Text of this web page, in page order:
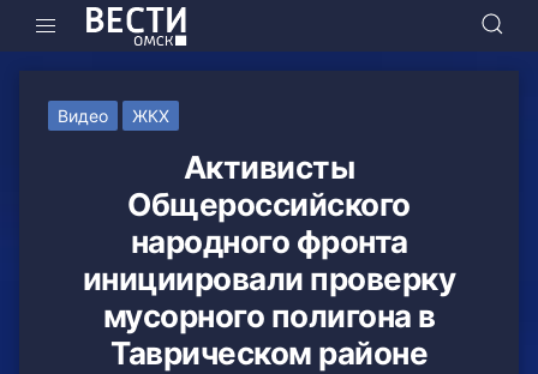
Видео ЖКХ
Активисты
Общероссийского
народного фронта
инициировали проверку
мусорного полигона в
Таврическом районе